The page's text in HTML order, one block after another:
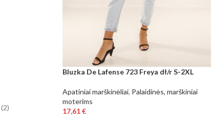
2
Bluzka De Lafense 723 Freya dł/r S-2XL
Apatiniai marškinėliai, Palaidinės, marškiniai
moterims
17,61€